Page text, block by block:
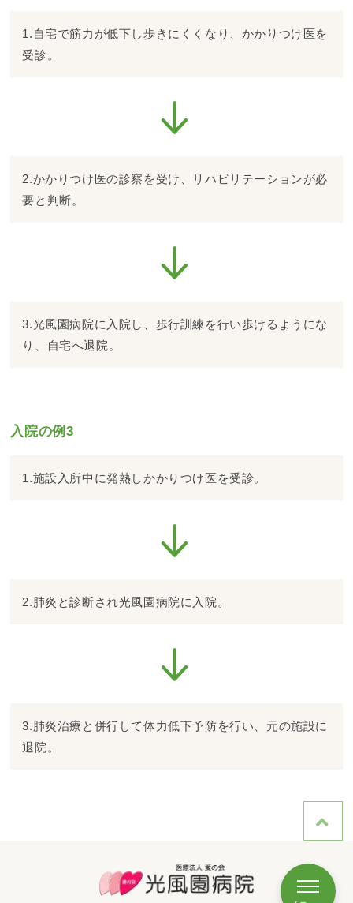
1.自宅で筋力が低下し歩きにくくなり、かかりつけ医を
受診。
2.かかりつけ医の診察を受け、リハビリテーションが必
要と判断。
3.光風園病院に入院し、歩行訓練を行い歩けるようにな
り、自宅へ退院。
入院の例3
1.施設入所中に発熱しかかりつけ医を受診。
2.肺炎と診断され光風園病院に入院。
3.肺炎治療と併行して体力低下予防を行い、元の施設に
退院。